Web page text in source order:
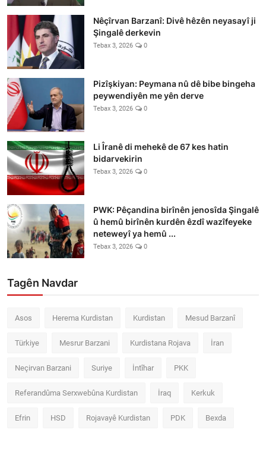
Nêçîrvan Barzanî: Divê hêzên neyasayî ji
Şingalê derkevin
Tebax 3, 2026 0
Pizîşkiyan: Peymana nû dê bibe bingeha
peywendiyên me yên derve
Tebax 3, 2026 0
Li Îranê di mehekê de 67 kes hatin
bidarvekirin
Tebax 3, 2026 0
PWK: Pêçandina birînên jenosîda Şingalê
û hemû birînên kurdên êzdî wazîfeyeke
neteweyî ya hemû ...
Tebax 3, 2026 0
Tagên Navdar
Asos Herema Kurdistan Kurdistan Mesud Barzanî
Türkiye Mesrur Barzani Kurdistana Rojava İran
Neçirvan Barzani Suriye İntîhar PKK
Referandûma Serxwebûna Kurdistan İraq Kerkuk
Efrin HSD Rojavayê Kurdistan PDK Bexda